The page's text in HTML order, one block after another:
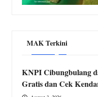
MAK Terkini
KNPI Cibungbulang
Gratis dan Cek